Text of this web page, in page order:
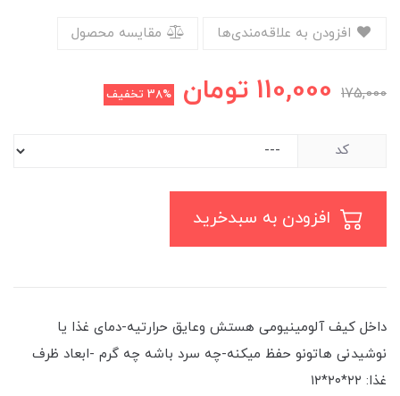
مقایسه محصول
175,000
110,000 تومان 38% تخفیف
کد
داخل کیف آلومینیومی هستش وعایق حرارتیه-دمای غذا یا
نوشیدنی هاتونو حفظ میکنه-چه سرد باشه چه گرم -ابعاد ظرف
غذا: ۲۲*۲۰*۱۲